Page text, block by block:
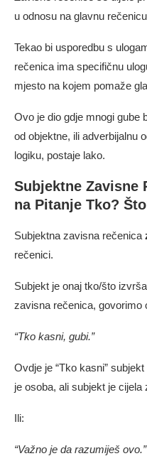
u odnosu na glavnu
Tekao bi usporedbu s
rečenica ima specifičnu
mjesto na kojem pomaže
Ovo je dio gdje mnogi gube
od objektne, ili adverbijalnu
logiku, postaje lako.
Subjektne Zavisne
na Pitanje Tko?
Subjektna zavisna rečenica
rečenici.
Subjekt je onaj tko/što
zavisna rečenica, govorimo
“Tko kasni, gubi.”
Ovdje je “Tko kasni”
je osoba, ali subjekt je cijela
Ili:
“Važno je da razumiješ ovo.”